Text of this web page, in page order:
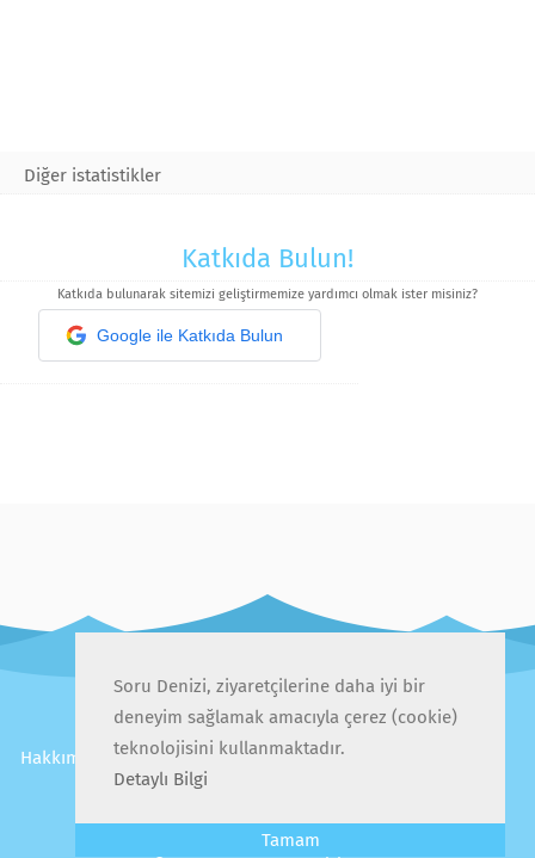
Diğer istatistikler
Katkıda Bulun!
Katkıda bulunarak sitemizi geliştirmemize yardımcı olmak ister misiniz?
Google ile Katkıda Bulun
Hakkımızda İletişim Gizlilik Politikası
Kullanıcı Sözleşmesi
Sıkça Sorulan Sorular
Soru Denizi, ziyaretçilerine daha iyi bir
deneyim sağlamak amacıyla çerez (cookie)
teknolojisini kullanmaktadır.
Detaylı Bilgi
Tamam